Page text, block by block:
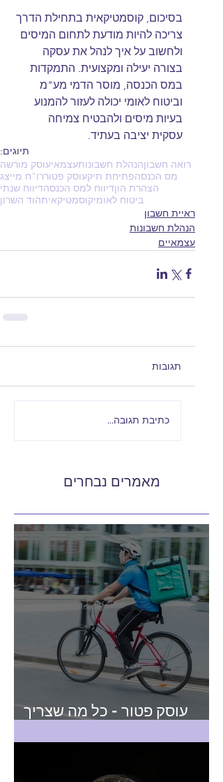
בסיכום, קוסמטיקאית בתחילת הדרך
צריכה להיות מודעת לתחום המיסים
ולחשוב על איך לנהל את עסקה
בצורה יעילה ומקצועית. התמקדות
במס הכנסה, מוסר הדמי מע"מ
וביטוח לאומי יכולה לעזור להמנוע
בעיות מיסים ולהבטיח צמיחה
עסקית יציבה בעתיד.
תיוגים:
רואה חשבוןהנהלת חשבונותעצמאיעוסק מורשה
מס הכנסהפתיחת תיקעוסק פטוררו"ח מייצג
הצהרת הוןדיווח למס הכנסהדיווח שנתי
ביטוח לאומיקוסמטיקאיתהוד השרון
ראיית חשבון
הנהלת חשבונות
עצמאיים
תגובות
כתיבת תגובה...
מאמרים נבחרים
עוסק פטור - כל מה שצריך